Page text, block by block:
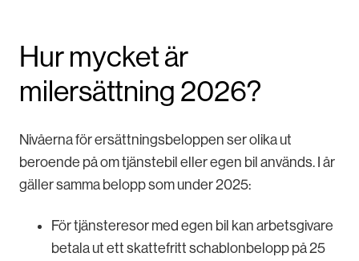
Hur mycket är
milersättning 2026?
Nivåerna för ersättningsbeloppen ser olika ut
beroende på om tjänstebil eller egen bil används. I år
gäller samma belopp som under 2025:
För tjänsteresor med egen bil kan arbetsgivare
betala ut ett skattefritt schablonbelopp på 25